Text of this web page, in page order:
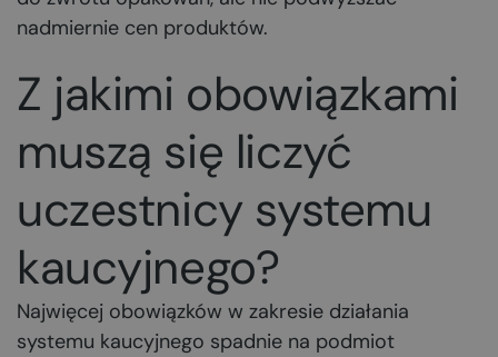
nadmiernie cen produktów.
Z jakimi obowiązkami
muszą się liczyć
uczestnicy systemu
kaucyjnego?
Najwięcej obowiązków w zakresie działania
systemu kaucyjnego spadnie na podmiot